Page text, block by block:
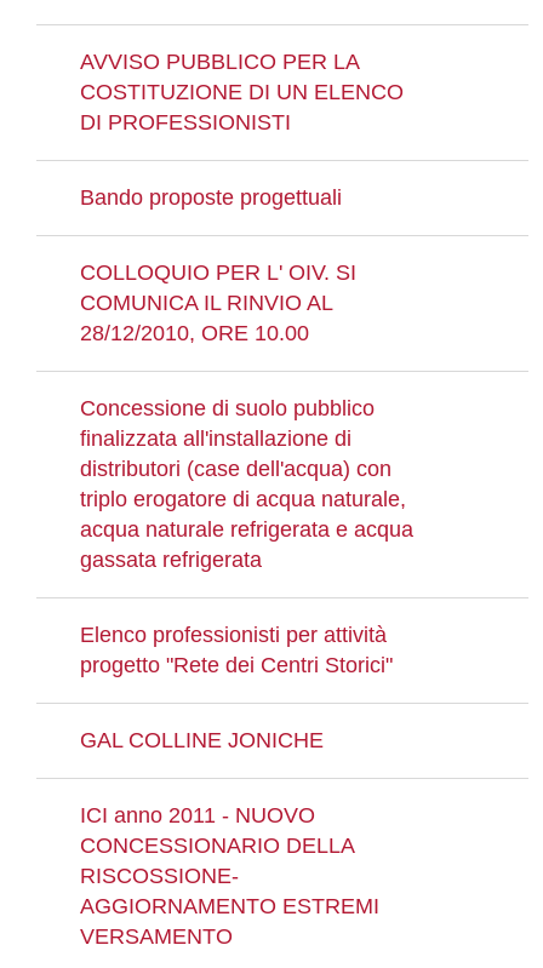
AVVISO PUBBLICO PER LA
COSTITUZIONE DI UN ELENCO
DI PROFESSIONISTI
Bando proposte progettuali
COLLOQUIO PER L' OIV. SI
COMUNICA IL RINVIO AL
28/12/2010, ORE 10.00
Concessione di suolo pubblico
finalizzata all'installazione di
distributori (case dell'acqua) con
triplo erogatore di acqua naturale,
acqua naturale refrigerata e acqua
gassata refrigerata
Elenco professionisti per attività
progetto "Rete dei Centri Storici"
GAL COLLINE JONICHE
ICI anno 2011 - NUOVO
CONCESSIONARIO DELLA
RISCOSSIONE-
AGGIORNAMENTO ESTREMI
VERSAMENTO